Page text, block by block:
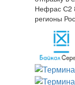
Нефрас С2
регионы